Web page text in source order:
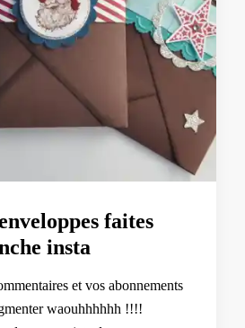
faites
insta
et vos abonnements
waouhhhhhh !!!!